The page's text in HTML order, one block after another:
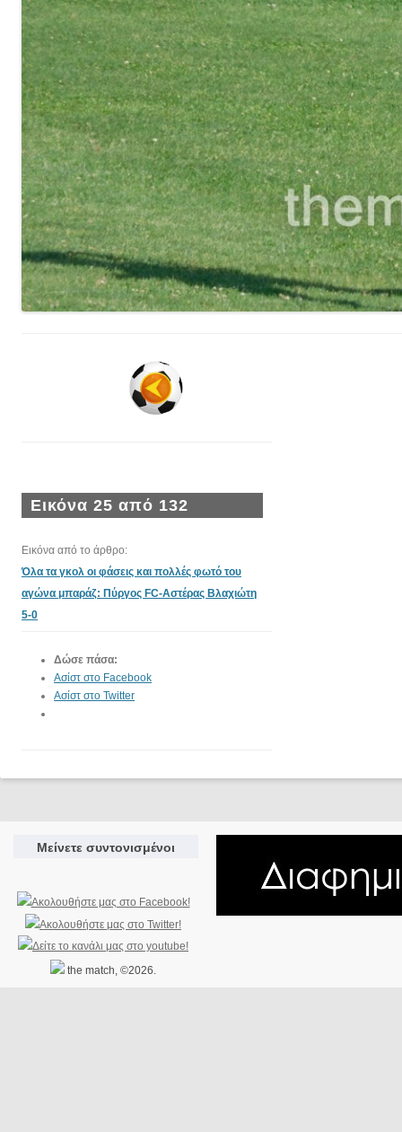
Εικόνα 25 από 132
Εικόνα από το άρθρο:
Όλα τα γκολ οι φάσεις και πολλές φωτό του
αγώνα μπαράζ: Πύργος FC-Αστέρας Βλαχιώτη
5-0
Δώσε πάσα:
Ασίστ στο Facebook
Ασίστ στο Twitter
Μείνετε συντονισμένοι
the match, ©2026.